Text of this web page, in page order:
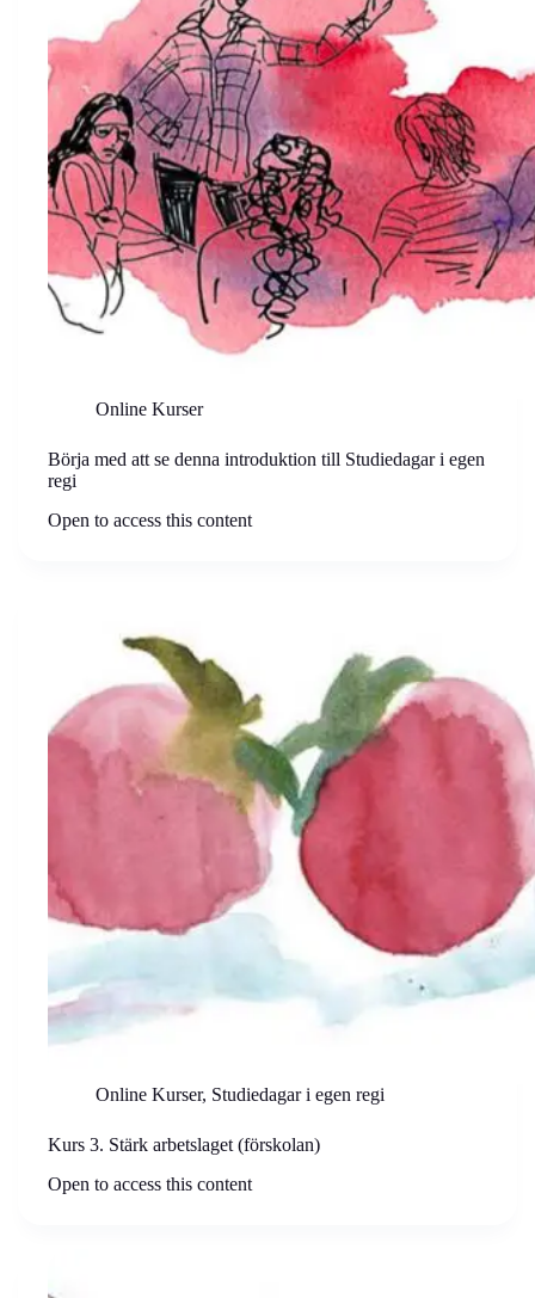
Online Kurser
Börja med att se denna introduktion till Studiedagar i egen
regi
Open to access this content
Online Kurser, Studiedagar i egen regi
Kurs 3. Stärk arbetslaget (förskolan)
Open to access this content